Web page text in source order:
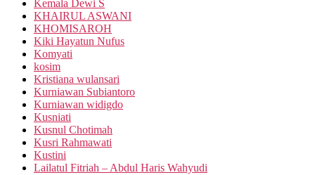
Kemala Dewi S
KHAIRUL ASWANI
KHOMISAROH
Kiki Hayatun Nufus
Komyati
kosim
Kristiana wulansari
Kurniawan Subiantoro
Kurniawan widigdo
Kusniati
Kusnul Chotimah
Kusri Rahmawati
Kustini
Lailatul Fitriah – Abdul Haris Wahyudi